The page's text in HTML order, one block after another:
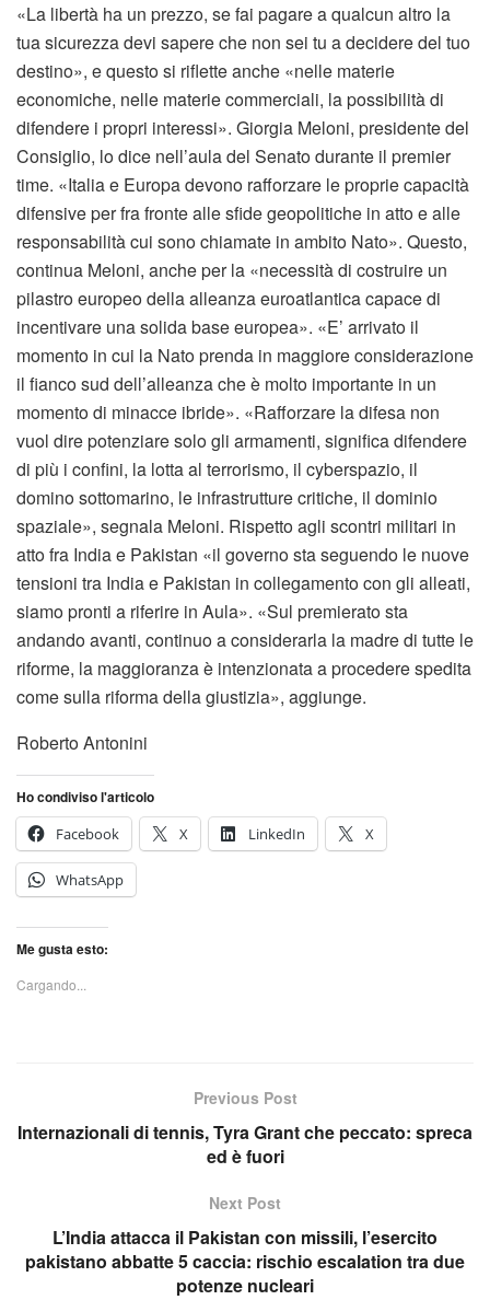
«La libertà ha un prezzo, se fai pagare a qualcun altro la
tua sicurezza devi sapere che non sei tu a decidere del tuo
destino», e questo si riflette anche «nelle materie
economiche, nelle materie commerciali, la possibilità di
difendere i propri interessi». Giorgia Meloni, presidente del
Consiglio, lo dice nell’aula del Senato durante il premier
time. «Italia e Europa devono rafforzare le proprie capacità
difensive per fra fronte alle sfide geopolitiche in atto e alle
responsabilità cui sono chiamate in ambito Nato». Questo,
continua Meloni, anche per la «necessità di costruire un
pilastro europeo della alleanza euroatlantica capace di
incentivare una solida base europea». «E’ arrivato il
momento in cui la Nato prenda in maggiore considerazione
il fianco sud dell’alleanza che è molto importante in un
momento di minacce ibride». «Rafforzare la difesa non
vuol dire potenziare solo gli armamenti, significa difendere
di più i confini, la lotta al terrorismo, il cyberspazio, il
domino sottomarino, le infrastrutture critiche, il dominio
spaziale», segnala Meloni. Rispetto agli scontri militari in
atto fra India e Pakistan «il governo sta seguendo le nuove
tensioni tra India e Pakistan in collegamento con gli alleati,
siamo pronti a riferire in Aula». «Sul premierato sta
andando avanti, continuo a considerarla la madre di tutte le
riforme, la maggioranza è intenzionata a procedere spedita
come sulla riforma della giustizia», aggiunge.
Roberto Antonini
Ho condiviso l'articolo
Facebook
X LinkedIn X
WhatsApp
Me gusta esto:
Cargando...
Previous Post
Internazionali di tennis, Tyra Grant che peccato: spreca
ed è fuori
Next Post
L’India attacca il Pakistan con missili, l’esercito
pakistano abbatte 5 caccia: rischio escalation tra due
potenze nucleari